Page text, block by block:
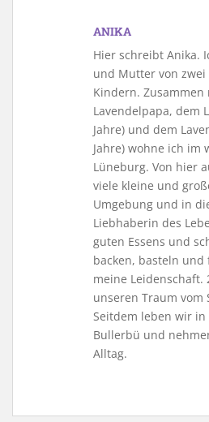
ANIKA
Hier schreibt Anika.
und Mutter von
Kindern. Zusammen
Lavendelpapa, dem
Jahre) und dem
Jahre) wohne ich im
Lüneburg. Von hier
viele kleine und
Umgebung und in
Liebhaberin des
guten Essens und
backen, basteln
meine Leidenschaft.
unseren Traum vom
Seitdem leben wir
Bullerbü und
Alltag.